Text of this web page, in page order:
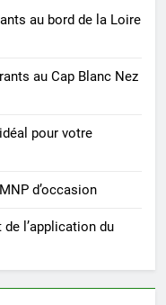
au bord de la Loire
au Cap Blanc Nez
pour votre
d’occasion
l’application du